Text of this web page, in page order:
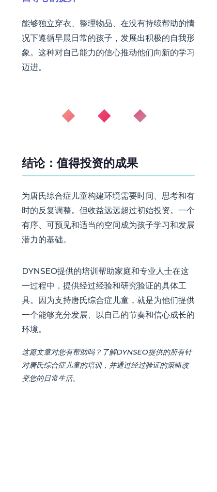
能够独立穿衣、整理物品、在没有持续帮助的情
况下遵循早晨日常的孩子，发展出积极的自我形
象。这种对自己能力的信心推动他们向新的学习
迈进。
◆ ◆ ◆
结论：值得投资的成果
为唐氏综合症儿童构建环境需要时间、思考和有
时的反复调整。但收益远远超过初始投资。一个
有序、可预见和适当的空间成为孩子学习和发展
潜力的基础。
DYNSEO提供的培训帮助家庭和专业人士在这
一过程中，提供经过经验和研究验证的具体工
具。因为支持唐氏综合症儿童，就是为他们提供
一个能够充分发展、以自己的节奏和信心成长的
环境。
这篇文章对您有帮助吗？了解DYNSEO提供的所有针
对唐氏综合症儿童的培训，并通过经过验证的策略改
变您的日常生活。